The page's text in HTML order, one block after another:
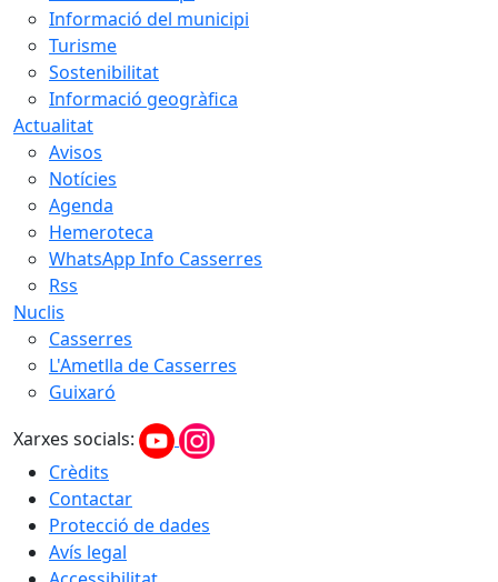
Informació del municipi
Turisme
Sostenibilitat
Informació geogràfica
Actualitat
Avisos
Notícies
Agenda
Hemeroteca
WhatsApp Info Casserres
Rss
Nuclis
Casserres
L'Ametlla de Casserres
Guixaró
Xarxes socials:
Crèdits
Contactar
Protecció de dades
Avís legal